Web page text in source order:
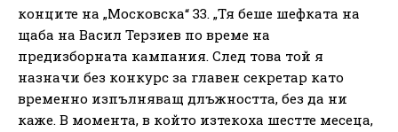
конците на „Московска“ 33. „Тя беше шефката на
щаба на Васил Терзиев по време на
предизборната кампания. След това той я
назначи без конкурс за главен секретар като
временно изпълняващ длъжността, без да ни
каже. В момента, в който изтекоха шестте месеца,